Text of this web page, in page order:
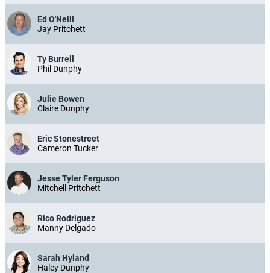
Ed O'Neill
Jay Pritchett
Ty Burrell
Phil Dunphy
Julie Bowen
Claire Dunphy
Eric Stonestreet
Cameron Tucker
Jesse Tyler Ferguson
Mitchell Pritchett
Rico Rodriguez
Manny Delgado
Sarah Hyland
Haley Dunphy